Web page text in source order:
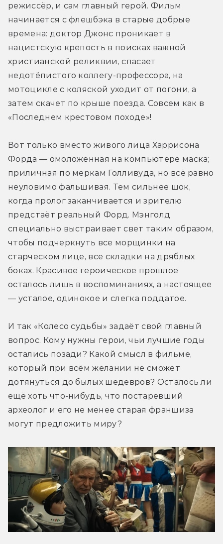
режиссёр, и сам главный герой. Фильм
начинается с флешбэка в старые добрые
времена: доктор Джонс проникает в
нацистскую крепость в поисках важной
христианской реликвии, спасает
недотёпистого коллегу-профессора, на
мотоцикле с коляской уходит от погони, а
затем скачет по крыше поезда. Совсем как в
«Последнем крестовом походе»!
Вот только вместо живого лица Харрисона
Форда — омоложенная на компьютере маска;
приличная по меркам Голливуда, но всё равно
неуловимо фальшивая. Тем сильнее шок,
когда пролог заканчивается и зрителю
предстаёт реальный Форд. Мэнголд
специально выстраивает свет таким образом,
чтобы подчеркнуть все морщинки на
старческом лице, все складки на дряблых
боках. Красивое героическое прошлое
осталось лишь в воспоминаниях, а настоящее
— усталое, одинокое и слегка поддатое.
И так «Колесо судьбы» задаёт свой главный
вопрос. Кому нужны герои, чьи лучшие годы
остались позади? Какой смысл в фильме,
который при всём желании не сможет
дотянуться до былых шедевров? Осталось ли
ещё хоть что-нибудь, что постаревший
археолог и его не менее старая франшиза
могут предложить миру?